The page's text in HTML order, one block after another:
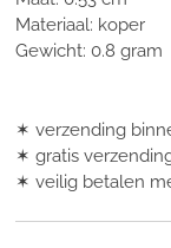
Materiaal: koper
Gewicht: 0.8 gram
✶ verzending
✶ gratis
✶ veilig betalen